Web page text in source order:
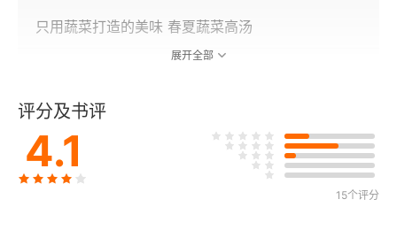
只用蔬菜打造的美味 春夏蔬菜高汤
油菜花
蔬菜的世界 菜花
展开全部
评分及书评
4.1
15个评分